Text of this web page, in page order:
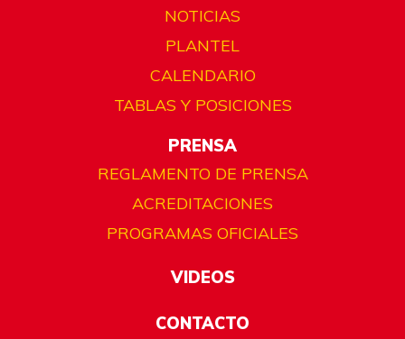
NOTICIAS
PLANTEL
CALENDARIO
TABLAS Y POSICIONES
PRENSA
REGLAMENTO DE PRENSA
ACREDITACIONES
PROGRAMAS OFICIALES
VIDEOS
CONTACTO